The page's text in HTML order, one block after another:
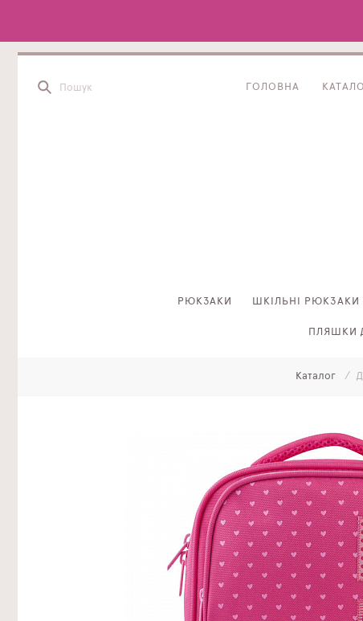
ГОЛОВНА
РЮКЗАКИ ШКІЛЬНІ РЮКЗАКИ
ПЛЯШКИ
Каталог